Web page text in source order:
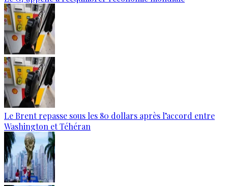
Le Brent repasse sous les 80 dollars après l’accord entre
Washington et Téhéran